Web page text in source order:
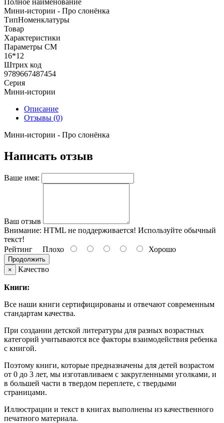
Мини-истории - Про слонёнка
ТипНоменклатуры
Товар
Характеристики
Параметры СМ
16*12
Штрих код
9789667487454
Серия
Мини-истории
Описание
Отзывы (0)
Мини-истории - Про слонёнка
Написать отзыв
Ваше имя:
Ваш отзыв
Внимание: HTML не поддерживается! Используйте обычный
текст!
Рейтинг Плохо Хорошо
Продолжить
×
Качество
Книги:
Все наши книги сертифицированы и отвечают современным
стандартам качества.
При создании детской литературы для разных возрастных
категорий учитываются все факторы взаимодействия ребенка
с книгой.
Поэтому книги, которые предназначены для детей возрастом
от 0 до 3 лет, мы изготавливаем с закругленными уголками, и
в большей части в твердом переплете, с твердыми
страницами.
Иллюстрации и текст в книгах выполнены из качественного
печатного материала.